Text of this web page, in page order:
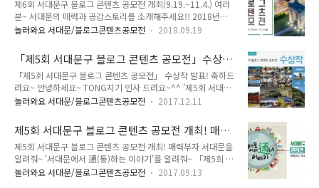
블로그 콘텐츠 공모전 수상작 ● 최우수상 ☞ 윤*영 / 서대문구
천연동을 아시나요? ● 우수상 ☞ 이*호 / 서대문구 구석구석 야
경명소 ☞ 이*우 / 서울일출명소 - 안산 봉수대 ● 장려상 ☞ 정*
*교 / 서울의 마지막 달동네, 홍제동 개미마을(벽화마을) ☞ 김*
범..
제6회 서대문구 블로그 콘텐츠 공모전 개최(9.19.~11.4.) 여러
분~ 서대문의 매력과 공감스토리를 소개해주세요!! 2018년
「제6회 서대문구 블로그 콘텐츠 공모전」을 개최합니다. 서대
소통하는 내용이면 모든 좋아요~^^ 여러분이 소개하는 생생한
서대문의 모습 기대할게요!! 「제6회 서대문구 블로그 콘텐츠
공모전」참여 안내 ● 공모주제 - 서대문구를 알리고 소통할 수
있는 내용 - 주요 명소, 축제, 맛집, 미담사례, 역사·문화탐방 후
기 등 ● 접수기간 : 2018. 9. 19.(수) ~ 11. 4.(일) ● 응모자격 :
kojunseok@sdm.go.kr - 참가신청서, 서약서 작성 후..
놀러와요 서대문/블로그콘텐츠공모전 2018.09.19
「제5회 서대문구 블로그 콘텐츠 공모전」수상
작 발표! 축하드려요~
「제5회 서대문구 블로그 콘텐츠 공모전」 수상작 발표! 축하드
려요~ 안녕하세요~ TONG지기 인사 드려요~^^ '제5회 서대문
구 블로그 콘텐츠 공모전' 심사를 모두 마쳤어요!! 먼저 참여해주
차 심사 결과를 합산하여 최종 6편이 선정되었어요. 서대문의 모
습을 아름답게 소개해주신 6편의 수상작 지금 바로 공개하겠습
니다~ 제5회 서대문구 블로그 콘텐츠 공모전 수상작 ● 최우수
상 - 이*호 「홍제동의 야경명소 리스트」 ● 우 수 상 - 서*민
「신촌 물총축제 2017 후기」 - 이*채 「대한민국 독립운동의
놀러와요 서대문/블로그콘텐츠공모전 2017.12.11
제5회 서대문구 블로그 콘텐츠 공모전 개최! 매력
부자 서대문을 알려줘~
제5회 서대문구 블로그 콘텐츠 공모전 개최! 매력부자 서대문을
알려줘~ '서대문에서 通(통)하는 이야기'를 알려줘~ 「제5회 서
대문구 블로그 콘텐츠 공모전」을 개최합니다!! 소리질러
놀러와요 서대문/블로그콘텐츠공모전 2017.09.13